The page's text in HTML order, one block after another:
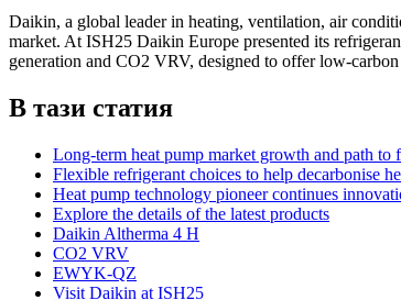
Daikin, a global leader in heating, ventilation, air
market. At ISH25 Daikin Europe presented its
generation and CO2 VRV, designed to offer low-
В тази статия
Long-term heat pump market growth and path
Flexible refrigerant choices to help decarbonise
Heat pump technology pioneer continues
Explore the details of the latest products
Daikin Altherma 4 H
CO2 VRV
EWYK-QZ
Visit Daikin at ISH25